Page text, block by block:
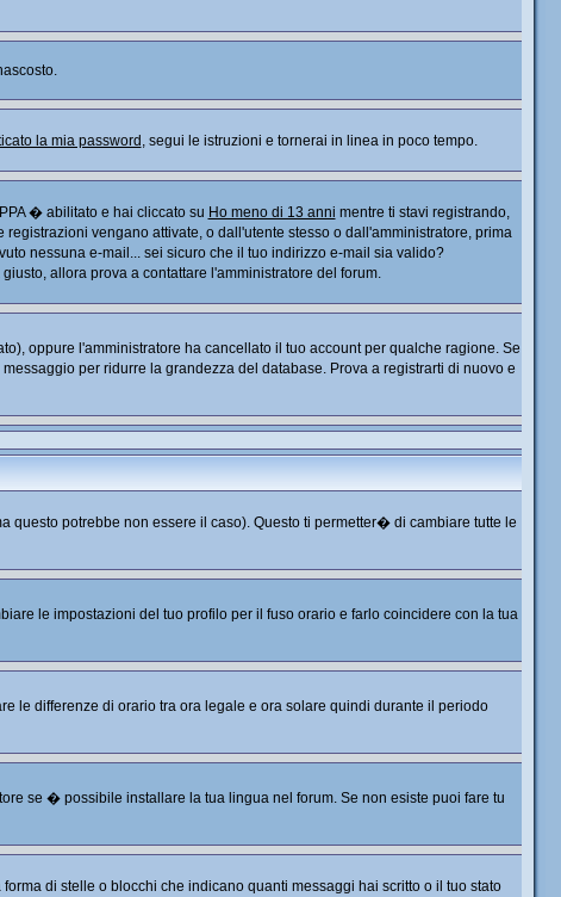
la mia password , segui le istruzioni e tornerai in linea in poco tempo.
� abilitato e hai cliccato su Ho meno di 13 anni mentre ti stavi registrando,
vengano attivate, o dall'utente stesso o dall'amministratore, prima
nessuna e-mail... sei sicuro che il tuo indirizzo e-mail sia valido?
allora prova a contattare l'amministratore del forum.
oppure l'amministratore ha cancellato il tuo account per qualche ragione. Se
per ridurre la grandezza del database. Prova a registrarti di nuovo e
questo potrebbe non essere il caso). Questo ti permetter� di cambiare tutte le
le impostazioni del tuo profilo per il fuso orario e farlo coincidere con la tua
le differenze di orario tra ora legale e ora solare quindi durante il periodo
se � possibile installare la tua lingua nel forum. Se non esiste puoi fare tu
di stelle o blocchi che indicano quanti messaggi hai scritto o il tuo stato